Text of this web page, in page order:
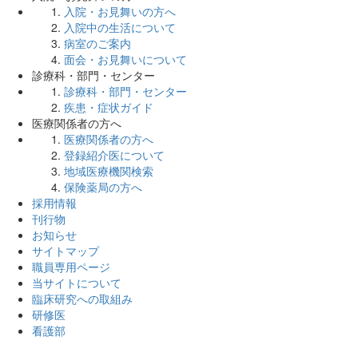
入院・お見舞いの方へ
入院中の生活について
病室のご案内
面会・お見舞いについて
診療科・部門・センター
診療科・部門・センター
疾患・症状ガイド
医療関係者の方へ
医療関係者の方へ
登録紹介医について
地域医療機関検索
保険薬局の方へ
採用情報
刊行物
お知らせ
サイトマップ
職員専用ページ
当サイトについて
臨床研究への取組み
研修医
看護部